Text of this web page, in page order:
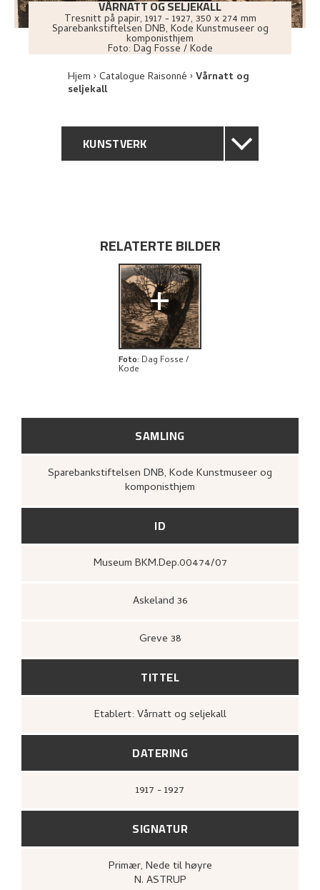
VÅRNATT OG SELJEKALL
Tresnitt på papir, 1917 - 1927, 350 x 274 mm
Sparebankstiftelsen DNB, Kode Kunstmuseer og
komponisthjem
Foto: Dag Fosse / Kode
Hjem Catalogue Raisonné Vårnatt og
seljekall
KUNSTVERK
PROVENIENS
UTFORSK
SAMLING
Sparebankstiftelsen DNB, Kode Kunstmuseer og
komponisthjem
ID
Museum BKM.Dep.00474/07
Askeland 36
Greve 38
TITTEL
Etablert: Vårnatt og seljekall
DATERING
1917 - 1927
SIGNATUR
Primær, Nede til høyre
N. ASTRUP
RELATERTE BILDER
+
Foto: Dag Fosse /
Kode